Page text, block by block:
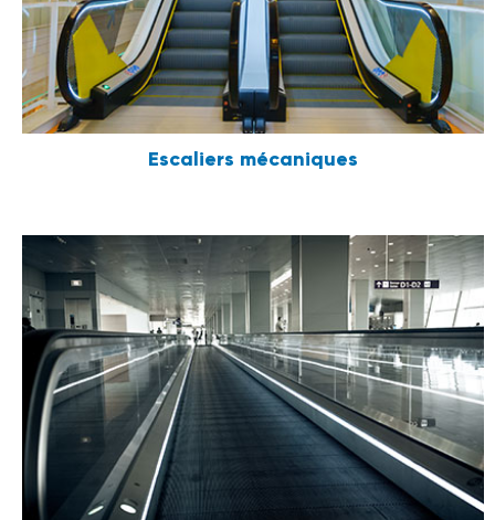
Escaliers mécaniques